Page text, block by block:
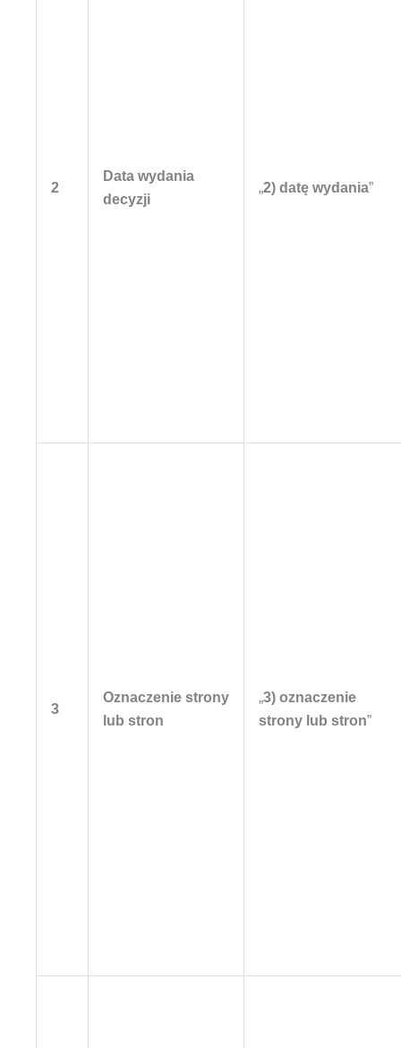
2
Data wydania
decyzji
„2) datę wydania”
3
Oznaczenie strony
lub stron
„3) oznaczenie
strony lub stron”